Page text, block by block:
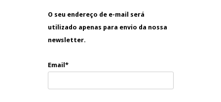
O seu endereço de e-mail será
utilizado apenas para envio da nossa
newsletter.
Email*